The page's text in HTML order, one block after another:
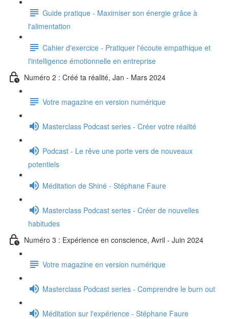
Guide pratique - Maximiser son énergie grâce à
l'alimentation
Cahier d'exercice - Pratiquer l'écoute empathique et
l'intelligence émotionnelle en entreprise
Numéro 2 : Créé ta réalité, Jan - Mars 2024
Votre magazine en version numérique
Masterclass Podcast series - Créer votre réalité
Podcast - Le rêve une porte vers de nouveaux
potentiels
Méditation de Shiné - Stéphane Faure
Masterclass Podcast series - Créer de nouvelles
habitudes
Numéro 3 : Expérience en conscience, Avril - Juin 2024
Votre magazine en version numérique
Masterclass Podcast series - Comprendre le burn out
Méditation sur l'expérience - Stéphane Faure